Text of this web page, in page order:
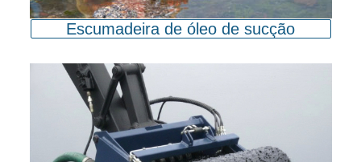
Escumadeira de óleo de sucção